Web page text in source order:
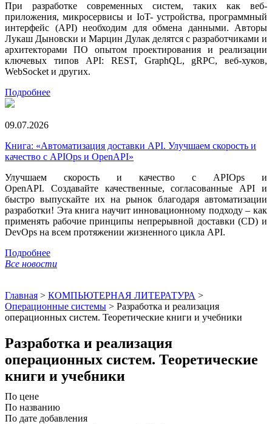
При разработке современных систем, таких как веб-
приложения, микросервисы и IoT- устройства, программный
интерфейс (API) необходим для обмена данными. Авторы
Лукаш Дыновски и Марцин Дулак делятся с разработчиками и
архитекторами ПО опытом проектирования и реализации
ключевых типов API: REST, GraphQL, gRPC, веб-хуков,
WebSocket и других.
Подробнее
09.07.2026
Книга: «Автоматизация доставки API. Улучшаем скорость и
качество с APIOps и OpenAPI»
Улучшаем скорость и качество с APIOps и
OpenAPI. Создавайте качественные, согласованные API и
быстро выпускайте их на рынок благодаря автоматизации
разработки! Эта книга научит инновационному подходу – как
применять рабочие принципы непрерывной доставки (CD) и
DevOps на всем протяжении жизненного цикла API.
Подробнее
Все новости
Главная > КОМПЬЮТЕРНАЯ ЛИТЕРАТУРА >
Операционные системы > Разработка и реализация
операционных систем. Теоретические книги и учебники
Разработка и реализация
операционных систем. Теоретические
книги и учебники
По цене
По названию
По дате добавления